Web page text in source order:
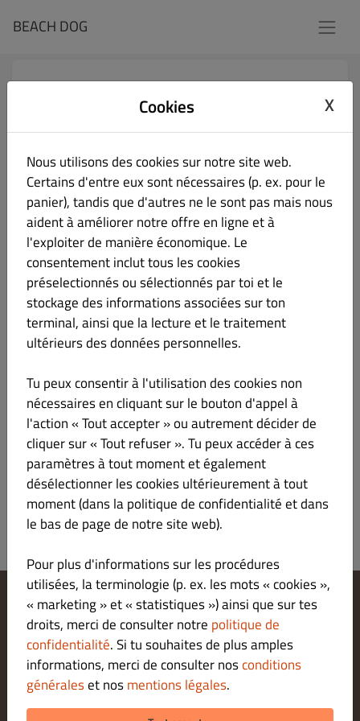
BEACH DOG
BEACH DOG
3 Avenue de Bordeaux, Arès 33740, Gironde, France
Horaires d’ouvertures:18:30 - 21:30
Commandes en ligne (Retrait):
11:30 - 14:30 / 18:45 - 21:00
Vous pouvez retirer votre commande dans notre
restaurant !
Sélectionner l’heure de retrait
Menu Heures d’ouverture Infos
Tout BURGERS TACOS HOT DOGS ET AUSSI...
Aucun élément de menu trouvé dans cette catégorie.
Modifier les paramètres relatifs aux cookies
Contactez-nous
Politique De Confidentialité
Conditions Générales
Legal notice
Cookies X
Nous utilisons des cookies sur notre site web.
Certains d'entre eux sont nécessaires (p. ex. pour le
panier), tandis que d'autres ne le sont pas mais nous
aident à améliorer notre offre en ligne et à
l'exploiter de manière économique. Le
consentement inclut tous les cookies
préselectionnés ou sélectionnés par toi et le
stockage des informations associées sur ton
terminal, ainsi que la lecture et le traitement
ultérieurs des données personnelles.
Tu peux consentir à l'utilisation des cookies non
nécessaires en cliquant sur le bouton d'appel à
l'action « Tout accepter » ou autrement décider de
cliquer sur « Tout refuser ». Tu peux accéder à ces
paramètres à tout moment et également
désélectionner les cookies ultérieurement à tout
moment (dans la politique de confidentialité et dans
le bas de page de notre site web).
Pour plus d'informations sur les procédures
utilisées, la terminologie (p. ex. les mots « cookies »,
« marketing » et « statistiques ») ainsi que sur tes
droits, merci de consulter notre politique de
confidentialité. Si tu souhaites de plus amples
informations, merci de consulter nosconditions
généraleset nosmentions légales.